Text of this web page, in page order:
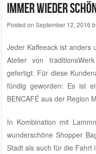
Immer wieder
Posted on September 12, 2016
Jeder Kaffeeack ist anders
Atelier von traditionsWerk
gefertigt. Für diese
fündig geworden: Es ist
BENCAFÉaus der Region
In Kombination mit
wunderschöne Shopper
Stadt als auch für die Fahrt